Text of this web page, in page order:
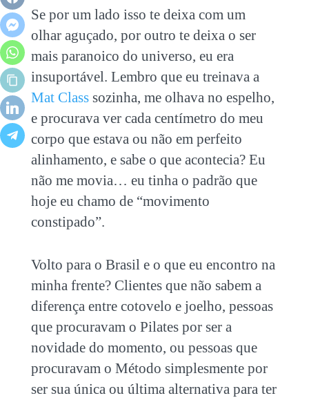
Se por um lado isso te deixa com um
olhar aguçado, por outro te deixa o ser
mais paranoico do universo, eu era
insuportável. Lembro que eu treinava a
Mat Classsozinha, me olhava no espelho,
e procurava ver cada centímetro do meu
corpo que estava ou não em perfeito
alinhamento, e sabe o que acontecia? Eu
não me movia… eu tinha o padrão que
hoje eu chamo de “movimento
constipado”.
Volto para o Brasil e o que eu encontro na
minha frente? Clientes que não sabem a
diferença entre cotovelo e joelho, pessoas
que procuravam o Pilates por ser a
novidade do momento, ou pessoas que
procuravam o Método simplesmente por
ser sua única ou última alternativa para ter